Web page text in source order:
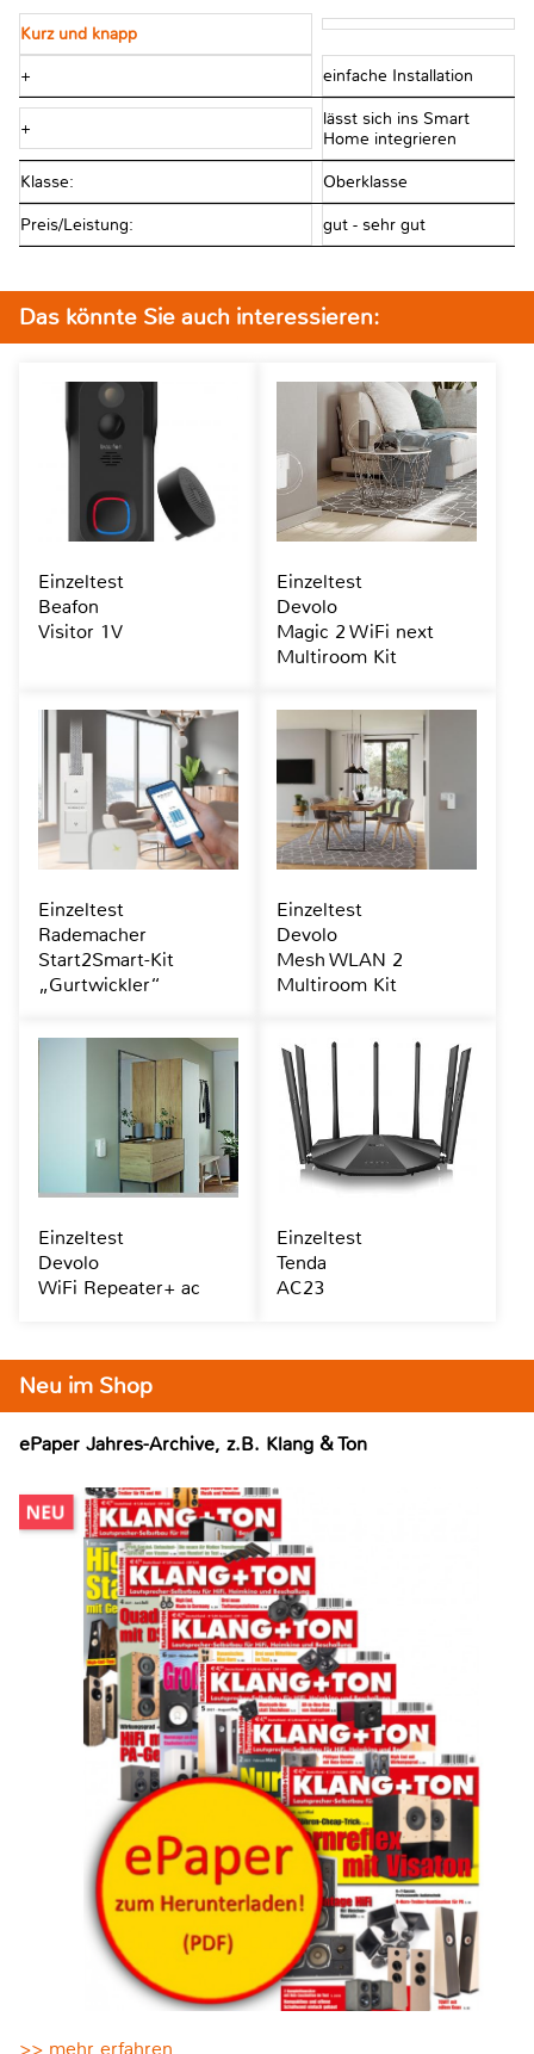
Kurz und knapp
+ einfache Installation
+
lässt sich ins Smart
Home integrieren
Klasse: Oberklasse
Preis/Leistung: gut - sehr gut
Neu im Shop
ePaper Jahres-Archive, z.B. Klang & Ton
>> mehr erfahren
Das könnte Sie auch interessieren:
Einzeltest
Beafon
Visitor 1V
Einzeltest
Devolo
Magic 2 WiFi next
Multiroom Kit
Einzeltest
Rademacher
Start2Smart-Kit
„Gurtwickler“
Einzeltest
Devolo
Mesh WLAN 2
Multiroom Kit
Einzeltest
Devolo
WiFi Repeater+ ac
Einzeltest
Tenda
AC23